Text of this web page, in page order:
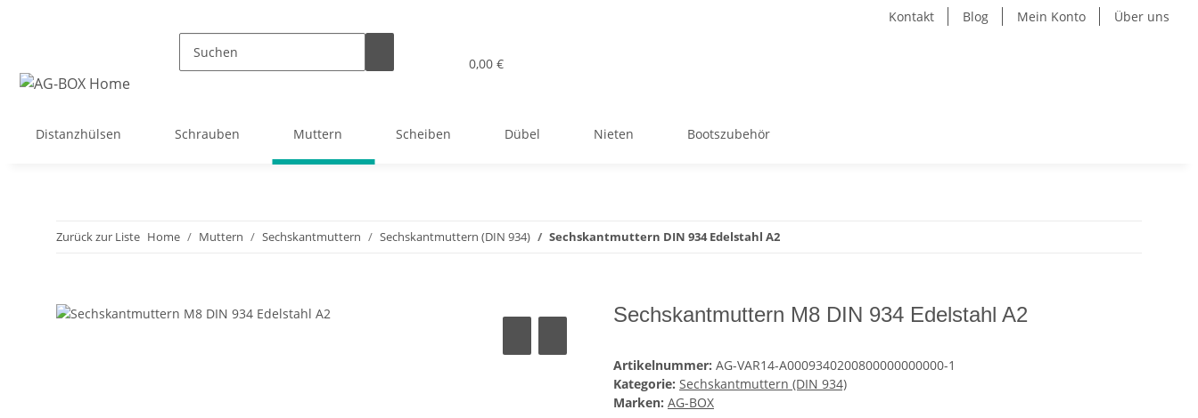
Kontakt Blog Mein Konto Über uns
0,00 €
Distanzhülsen Schrauben Muttern Scheiben Dübel Nieten Bootszubehör
Zurück zur Liste Home Muttern Sechskantmuttern Sechskantmuttern (DIN 934) Sechskantmuttern DIN 934 Edelstahl A2
Sechskantmuttern M8 DIN 934 Edelstahl A2
Artikelnummer: AG-VAR14-A0009340200800000000000-1
Kategorie: Sechskantmuttern (DIN 934)
Marken: AG-BOX